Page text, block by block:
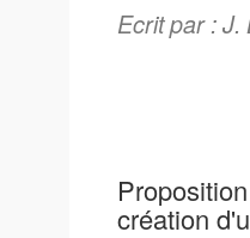
Ecrit par : J.
création